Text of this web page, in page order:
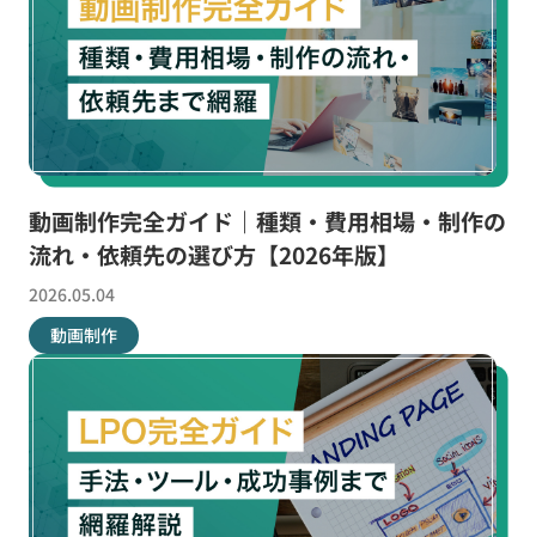
動画制作完全ガイド｜種類・費用相場・制作の
流れ・依頼先の選び方【2026年版】
2026.05.04
動画制作